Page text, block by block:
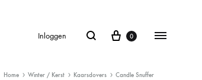
Inloggen 0
Home Winter / Kerst Kaarsdovers
Candle Snuffer